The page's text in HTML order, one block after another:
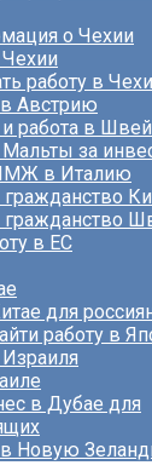
о Чехии
работу в
Австрию
работа в
за
в Италию
гражданство
гражданство
в ЕС
для
работу в
в Дубае для
Новую